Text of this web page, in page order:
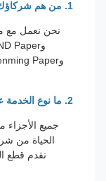
جميع الأجزاء
نقدم قطع